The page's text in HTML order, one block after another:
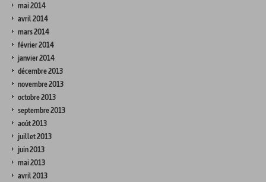
mai 2014
avril 2014
mars 2014
février 2014
janvier 2014
décembre 2013
novembre 2013
octobre 2013
septembre 2013
août 2013
juillet 2013
juin 2013
mai 2013
avril 2013